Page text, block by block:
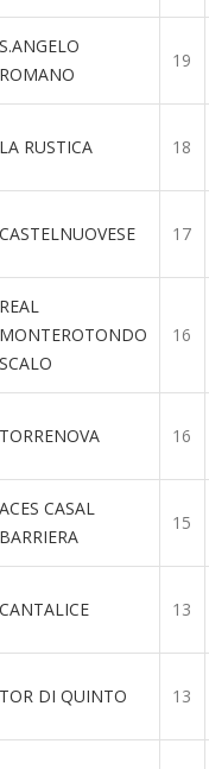
S.ANGELO
ROMANO
19
LA RUSTICA 18
CASTELNUOVESE 17
REAL
MONTEROTONDO
SCALO
16
TORRENOVA 16
ACES CASAL
BARRIERA
15
CANTALICE 13
TOR DI QUINTO 13